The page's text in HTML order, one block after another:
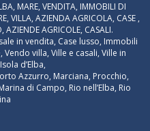
MARE, VENDITA, IMMOBILI DI
VILLA, AZIENDA AGRICOLA, CASE ,
AZIENDE AGRICOLE, CASALI.
in vendita, Case lusso, Immobili
villa, Ville e casali, Ville in
d’Elba,
Azzurro, Marciana, Procchio,
di Campo, Rio nell’Elba, Rio